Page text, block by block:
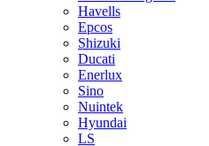
Havells
Epcos
Shizuki
Ducati
Enerlux
Sino
Nuintek
Hyundai
LS